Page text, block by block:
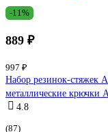
-11%
889 ₽
997 ₽
Набор резинок-стяжек
металлические крючки
4.8
(87)